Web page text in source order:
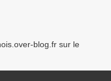
blog.fr sur le